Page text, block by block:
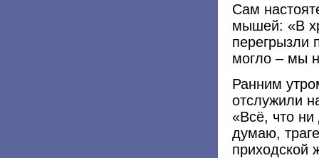
Сам
мышей: «В
перегрызли
могло – мы
Ранним
отслужили
«Всё, что
думаю,
приходской